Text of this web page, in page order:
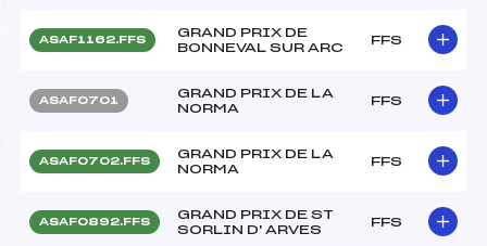
ASAF1162.FFS
GRAND PRIX DE
BONNEVAL SUR ARC
FFS
ASAF0701
GRAND PRIX DE LA
NORMA
FFS
ASAF0702.FFS
GRAND PRIX DE LA
NORMA
FFS
ASAF0892.FFS
GRAND PRIX DE ST
SORLIN D' ARVES
FFS